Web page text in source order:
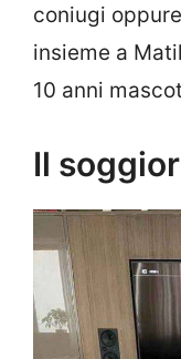
coniugi
insieme a
10 anni
Il